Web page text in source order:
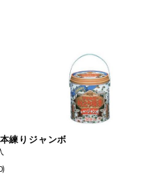
せです。
練りジャンボ